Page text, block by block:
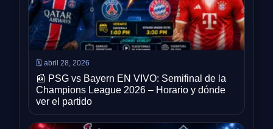
🗓️ abril 28, 2026
📰 PSG vs Bayern EN VIVO: Semifinal de la
Champions League 2026 – Horario y dónde
ver el partido